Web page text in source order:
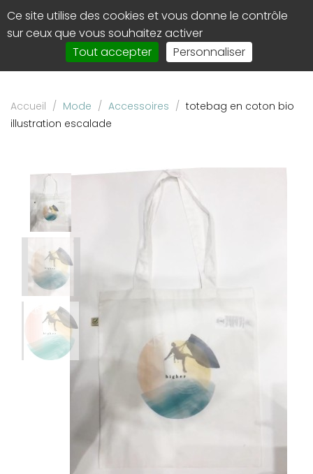
Accueil / Mode / Accessoires / totebag en coton bio
illustration escalade
Panneau de gestion des cookies
Ce site utilise des cookies et vous donne le contrôle
sur ceux que vous souhaitez activer
Tout accepter
Personnaliser